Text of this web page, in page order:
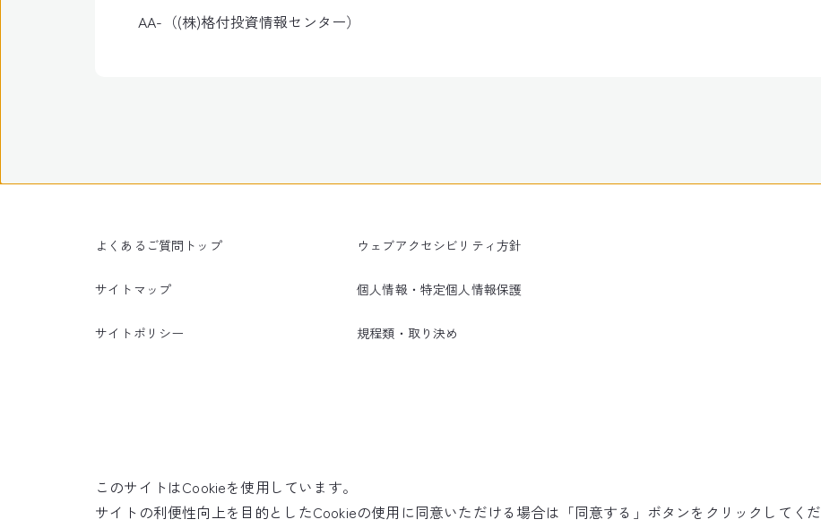
AA-（(株)格付投資情報センター）
よくあるご質問トップ
サイトマップ
サイトポリシー
ウェブアクセシビリティ方針
個人情報・特定個人情報保護
規程類・取り決め
©NARITA INTERNATIONAL AIRPORT CORPORATION
このサイトはCookieを使用しています。
サイトの利便性向上を目的としたCookieの使用に同意いただける場合は「同意する」ボタンをクリックしてくだ